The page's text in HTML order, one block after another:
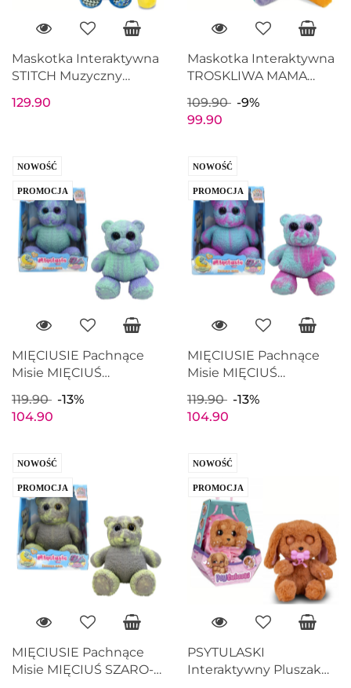
Maskotka Interaktywna
STITCH Muzyczny
CLEMENTONI 17987
129.90
Maskotka Interaktywna
TROSKLIWA MAMA
Lamparty PL
CLEMENTONI 50935
109.90
-9%
99.90
NOWOŚĆ
PROMOCJA
MIĘCIUSIE Pachnące
Misie MIĘCIUŚ
Pachnie Świeci w
ciemności 28cm EPEE
119.90
-13%
104.90
NOWOŚĆ
PROMOCJA
MIĘCIUSIE Pachnące
Misie MIĘCIUŚ
Pachnie Świeci w
ciemności 28cm EPEE
119.90
-13%
104.90
NOWOŚĆ
PROMOCJA
MIĘCIUSIE Pachnące
Misie MIĘCIUŚ SZARO-
NOWOŚĆ
PROMOCJA
PSYTULASKI
Interaktywny Pluszak